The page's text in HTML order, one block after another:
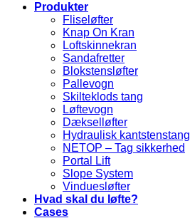
Produkter
Fliseløfter
Knap On Kran
Loftskinnekran
Sandafretter
Blokstensløfter
Pallevogn
Skilteklods tang
Løftevogn
Dækselløfter
Hydraulisk kantstenstang
NETOP – Tag sikkerhed
Portal Lift
Slope System
Vinduesløfter
Hvad skal du løfte?
Cases